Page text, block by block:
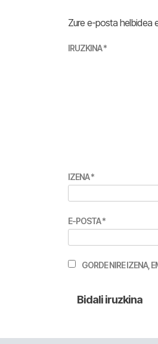
Zure e-posta helbidea
IRUZKINA*
IZENA*
E-POSTA*
GORDE NIRE IZENA,